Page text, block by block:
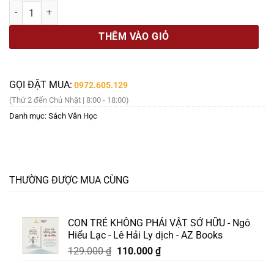
DI CẢO ĐẶNG ĐÌNH HƯNG – Nhiều tác giả – NXB Hội Nhà Văn số
THÊM VÀO GIỎ
GỌI ĐẶT MUA: 0972.605.129
(Thứ 2 đến Chủ Nhật | 8:00 - 18:00)
Danh mục: Sách Văn Học
THƯỜNG ĐƯỢC MUA CÙNG
CON TRẺ KHÔNG PHẢI VẬT SỞ HỮU - Ngô
Hiểu Lạc - Lê Hải Ly dịch - AZ Books
129.000₫ Giá
110.000 ₫Giá